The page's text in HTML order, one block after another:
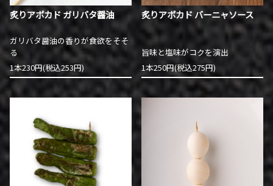
炙りアボカド ガリバタ醤油
ガリバタ醤油の香りが食欲をそそ
る
1本230円(税込253円)
炙りアボカド バーニャソース
旨味と塩味がコクを演出
1本250円(税込275円)